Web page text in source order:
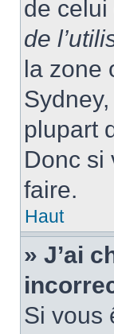
de
de
la zone
plupart
Donc si
faire.
Haut
» J’ai
Si vous